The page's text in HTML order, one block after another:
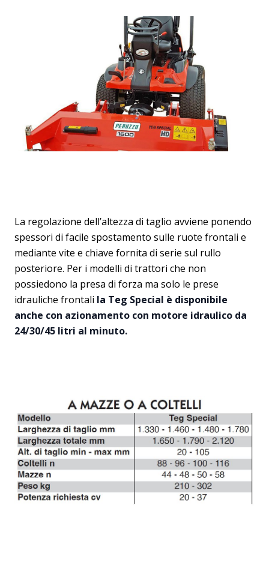
La regolazione dell’altezza di taglio avviene ponendo
spessori di facile spostamento sulle ruote frontali e
mediante vite e chiave fornita di serie sul rullo
posteriore. Per i modelli di trattori che non
possiedono la presa di forza ma solo le prese
idrauliche frontali la Teg Special è disponibile
anche con azionamento con motore idraulico da
24/30/45 litri al minuto.